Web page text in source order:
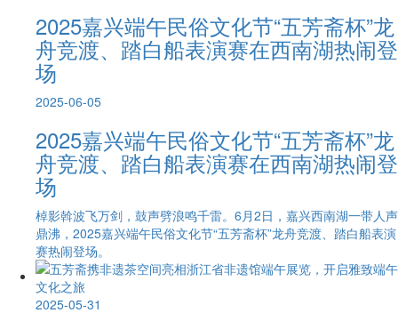
2025嘉兴端午民俗文化节“五芳斋杯”龙
舟竞渡、踏白船表演赛在西南湖热闹登
场
2025-06-05
2025嘉兴端午民俗文化节“五芳斋杯”龙
舟竞渡、踏白船表演赛在西南湖热闹登
场
棹影斡波飞万剑，鼓声劈浪鸣千雷。6月2日，嘉兴西南湖一带人声
鼎沸，2025嘉兴端午民俗文化节“五芳斋杯”龙舟竞渡、踏白船表演
赛热闹登场。
2025-05-31